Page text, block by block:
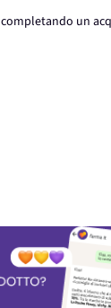
completando un